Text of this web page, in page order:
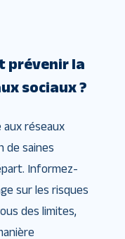
prévenir la
sociaux ?
aux réseaux
de saines
Informez-
sur les risques
des limites,